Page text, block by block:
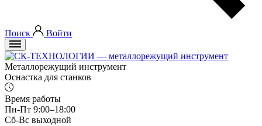
Поиск Войти
Металлорежущий инструмент
Оснастка для станков
Время работы
Пн-Пт 9:00–18:00
Сб-Вс выходной